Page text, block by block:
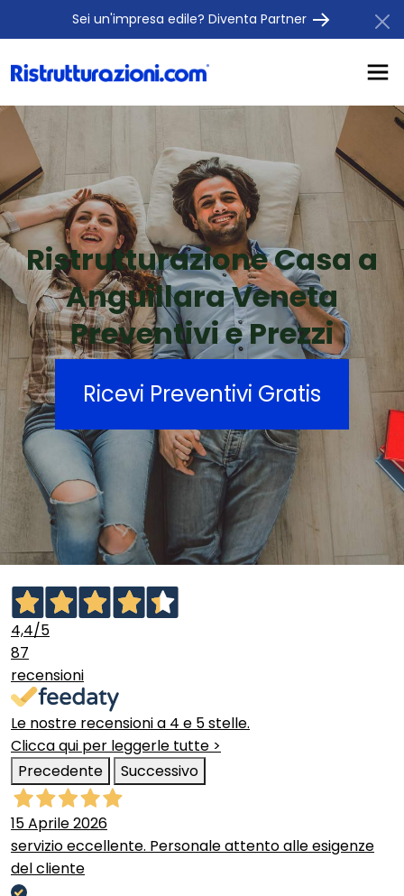
Sei un'impresa edile? Diventa Partner
Ristrutturazione Casa a
Anguillara Veneta
Preventivi e Prezzi
Ricevi Preventivi Gratis
4,4/5
87
recensioni
Le nostre recensioni a 4 e 5 stelle.
Clicca qui per leggerle tutte >
Precedente
Successivo
15 Aprile 2026
servizio eccellente. Personale attento alle esigenze
del cliente